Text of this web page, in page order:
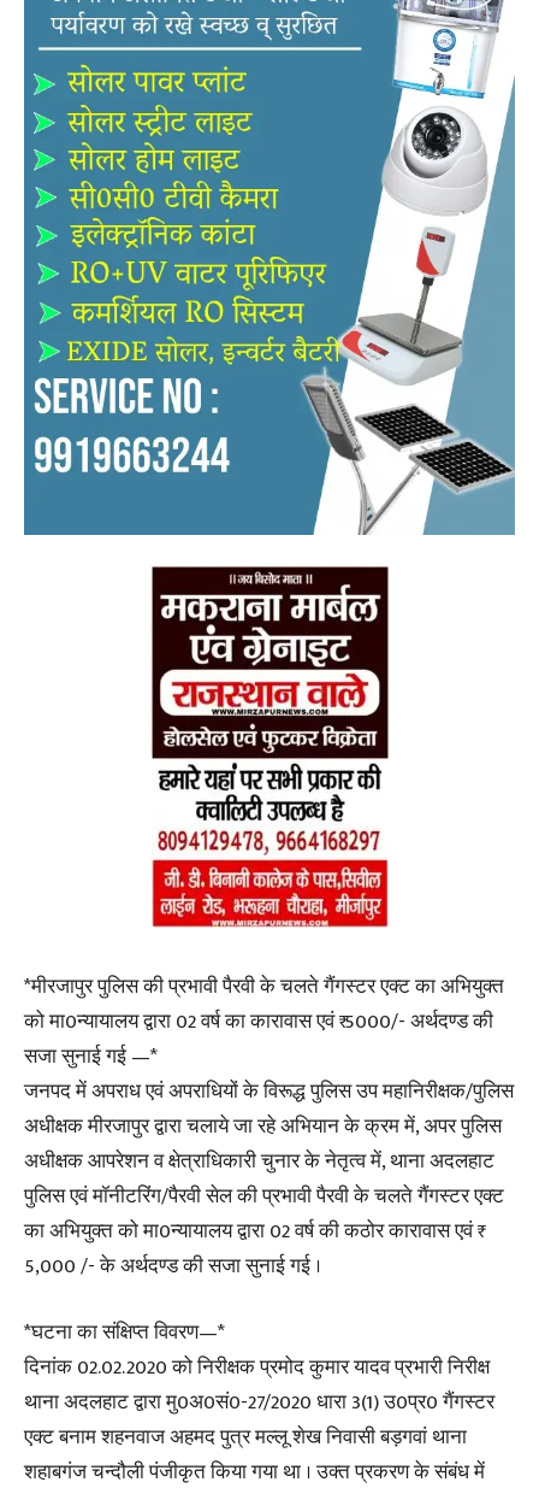
*मीरजापुर पुलिस की प्रभावी पैरवी के चलते गैंगस्टर एक्ट का अभियुक्त
को मा0न्यायालय द्वारा 02 वर्ष का कारावास एवं ₹ 5000/- अर्थदण्ड की
सजा सुनाई गई —*
जनपद में अपराध एवं अपराधियों के विरूद्ध पुलिस उप महानिरीक्षक/पुलिस
अधीक्षक मीरजापुर द्वारा चलाये जा रहे अभियान के क्रम में, अपर पुलिस
अधीक्षक आपरेशन व क्षेत्राधिकारी चुनार के नेतृत्व में, थाना अदलहाट
पुलिस एवं मॉनीटरिंग/पैरवी सेल की प्रभावी पैरवी के चलते गैंगस्टर एक्ट
का अभियुक्त को मा0न्यायालय द्वारा 02 वर्ष की कठोर कारावास एवं ₹
5,000 /- के अर्थदण्ड की सजा सुनाई गई ।
*घटना का संक्षिप्त विवरण—*
दिनांक 02.02.2020 को निरीक्षक प्रमोद कुमार यादव प्रभारी निरीक्ष
थाना अदलहाट द्वारा मु0अ0सं0-27/2020 धारा 3(1) उ0प्र0 गैंगस्टर
एक्ट बनाम शहनवाज अहमद पुत्र मल्लू शेख निवासी बड़गवां थाना
शहाबगंज चन्दौली पंजीकृत किया गया था । उक्त प्रकरण के संबंध में